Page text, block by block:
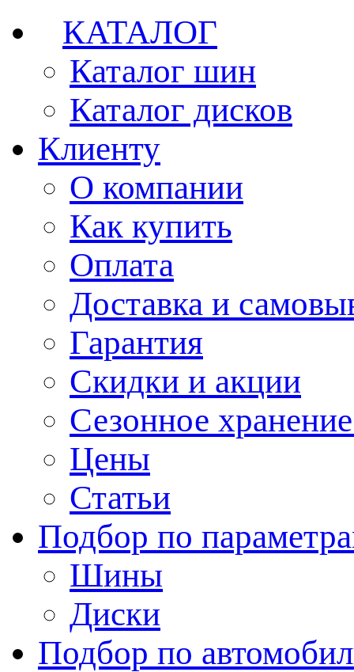
КАТАЛОГ
Каталог шин
Каталог дисков
Клиенту
О компании
Как купить
Оплата
Доставка и
Гарантия
Скидки и акции
Сезонное
Цены
Статьи
Подбор по
Шины
Диски
Подбор по